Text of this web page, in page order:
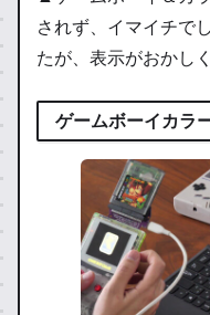
されず、イマイチで
たが、表示がおかし
ゲームボーイカラ